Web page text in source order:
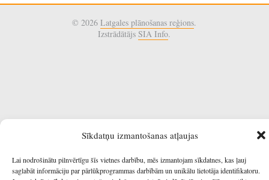
Sīkdatņu izmantošanas atļaujas
Lai nodrošinātu pilnvērtīgu šīs vietnes darbību, mēs izmantojam sīkdatnes, kas ļauj
saglabāt informāciju par pārlūkprogrammas darbībām un unikālu lietotāja identifikatoru.
© 2026Latgales plānošanas reģions.
IzstrādātājsSIA Info.